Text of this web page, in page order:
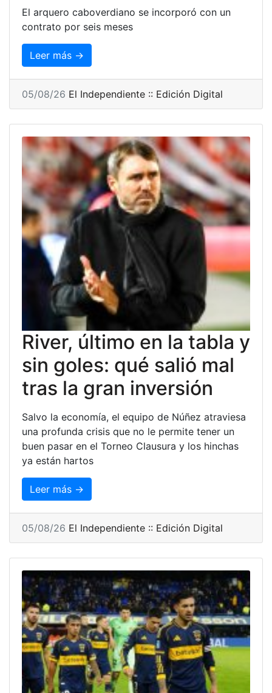
El arquero caboverdiano se incorporó con un
contrato por seis meses
Leer más →
05/08/26 El Independiente :: Edición Digital
River, último en la tabla y
sin goles: qué salió mal
tras la gran inversión
Salvo la economía, el equipo de Núñez atraviesa
una profunda crisis que no le permite tener un
buen pasar en el Torneo Clausura y los hinchas
ya están hartos
Leer más →
05/08/26 El Independiente :: Edición Digital